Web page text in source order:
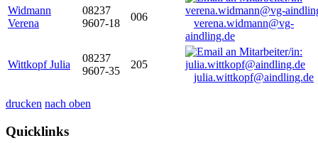
Widmann
Verena
08237
9607-18
006
verena.widmann@vg-
aindling.de
Wittkopf Julia
08237
9607-35
205
julia.wittkopf@aindling.de
drucken nach oben
Quicklinks